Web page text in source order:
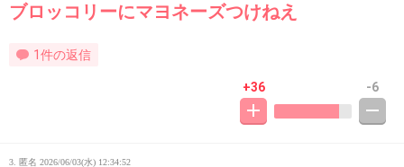
ブロッコリーにマヨネーズつけねえ
1件の返信
+36 -6
3. 匿名 2026/06/03(水) 12:34:52